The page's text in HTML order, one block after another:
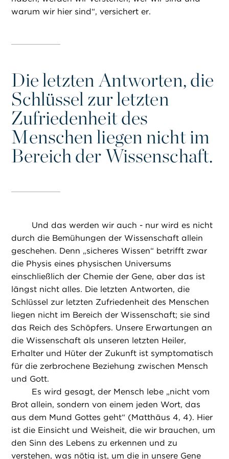
warum wir hier sind“, versichert er.
Die letzten Antworten, die
Schlüssel zur letzten
Zufriedenheit des
Menschen liegen nicht im
Bereich der Wissenschaft.
Und das werden wir auch - nur wird es nicht
durch die Bemühungen der Wissenschaft allein
geschehen. Denn „sicheres Wissen“ betrifft zwar
die Physis eines physischen Universums
einschließlich der Chemie der Gene, aber das ist
längst nicht alles. Die letzten Antworten, die
Schlüssel zur letzten Zufriedenheit des Menschen
liegen nicht im Bereich der Wissenschaft; sie sind
das Reich des Schöpfers. Unsere Erwartungen an
die Wissenschaft als unseren letzten Heiler,
Erhalter und Hüter der Zukunft ist symptomatisch
für die zerbrochene Beziehung zwischen Mensch
und Gott.
Es wird gesagt, der Mensch lebe „nicht vom
Brot allein, sondern von einem jeden Wort, das
aus dem Mund Gottes geht“ (Matthäus 4, 4). Hier
ist die Einsicht und Weisheit, die wir brauchen, um
den Sinn des Lebens zu erkennen und zu
verstehen, was nötig ist, um die in unsere Gene